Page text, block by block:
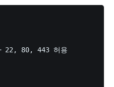
80, 443 허용